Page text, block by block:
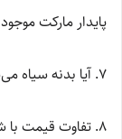
پایدار مارکت
۷. آیا بدنه سیاه می‌شود؟ خیر، آبکاری‌های جدید ما ضد جرم هستند.
۸. تفاوت قیمت